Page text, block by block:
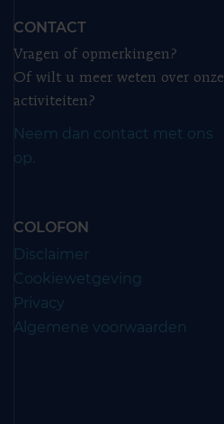
CONTACT
Vragen of opmerkingen?
Of wilt u meer weten over onze
activiteiten?
Neem dan contact met ons
op.
COLOFON
Disclaimer
Cookiewetgeving
Privacy
Algemene voorwaarden